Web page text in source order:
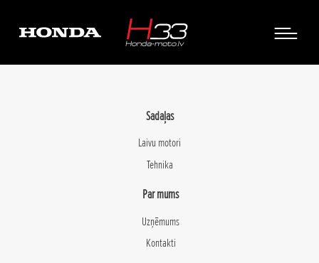
Sadaļas
Laivu motori
Tehnika
Par mums
Uzņēmums
Kontakti